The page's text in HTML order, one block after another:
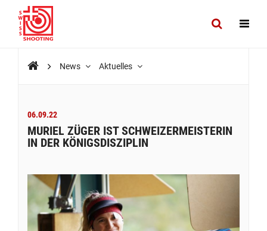
News Aktuelles
06.09.22
MURIEL ZÜGER IST SCHWEIZERMEISTERIN
IN DER KÖNIGSDISZIPLIN